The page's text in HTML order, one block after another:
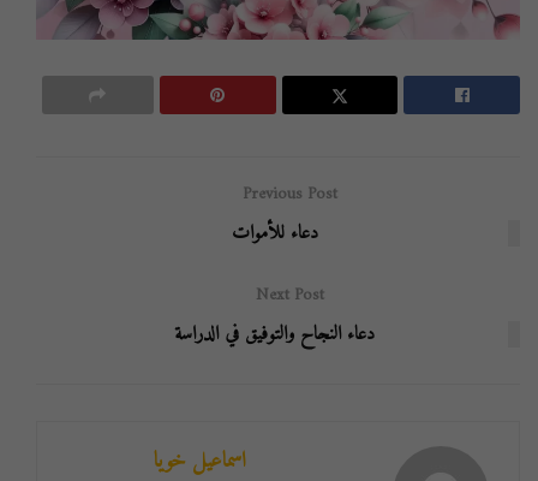
Previous Post
دعاء للأموات
Next Post
دعاء النجاح والتوفيق في الدراسة
اسماعيل خويا